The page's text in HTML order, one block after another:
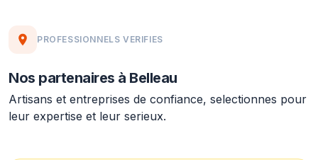
PROFESSIONNELS VERIFIES
Nos partenaires à Belleau
Artisans et entreprises de confiance, selectionnes pour
leur expertise et leur serieux.